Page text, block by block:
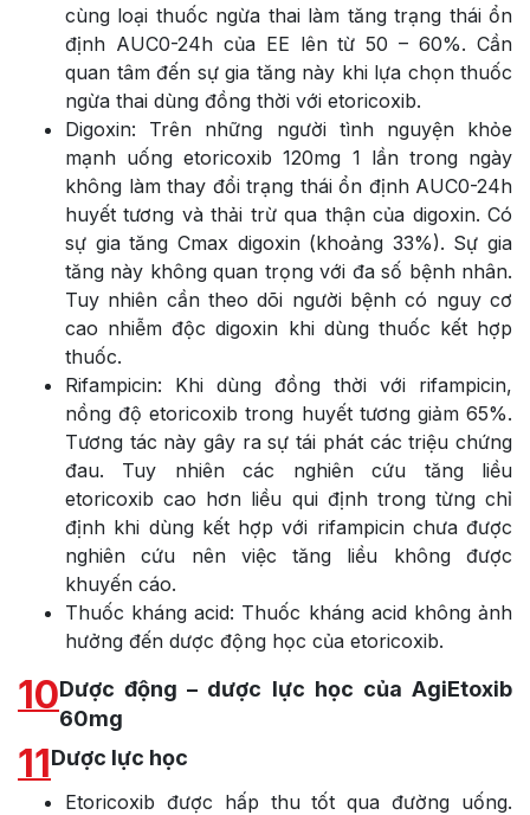
cùng loại thuốc ngừa thai làm tăng trạng thái ổn
định AUC0-24h của EE lên từ 50 – 60%. Cần
quan tâm đến sự gia tăng này khi lựa chọn thuốc
ngừa thai dùng đồng thời với etoricoxib.
Digoxin: Trên những người tình nguyện khỏe
mạnh uống etoricoxib 120mg 1 lần trong ngày
không làm thay đổi trạng thái ổn định AUC0-24h
huyết tương và thải trừ qua thận của digoxin. Có
sự gia tăng Cmax digoxin (khoảng 33%). Sự gia
tăng này không quan trọng với đa số bệnh nhân.
Tuy nhiên cần theo dõi người bệnh có nguy cơ
cao nhiễm độc digoxin khi dùng thuốc kết hợp
thuốc.
Rifampicin: Khi dùng đồng thời với rifampicin,
nồng độ etoricoxib trong huyết tương giảm 65%.
Tương tác này gây ra sự tái phát các triệu chứng
đau. Tuy nhiên các nghiên cứu tăng liều
etoricoxib cao hơn liều qui định trong từng chỉ
định khi dùng kết hợp với rifampicin chưa được
nghiên cứu nên việc tăng liều không được
khuyến cáo.
Thuốc kháng acid: Thuốc kháng acid không ảnh
hưởng đến dược động học của etoricoxib.
10Dược động – dược lực học của AgiEtoxib
60mg
11Dược lực học
Etoricoxib được hấp thu tốt qua đường uống.